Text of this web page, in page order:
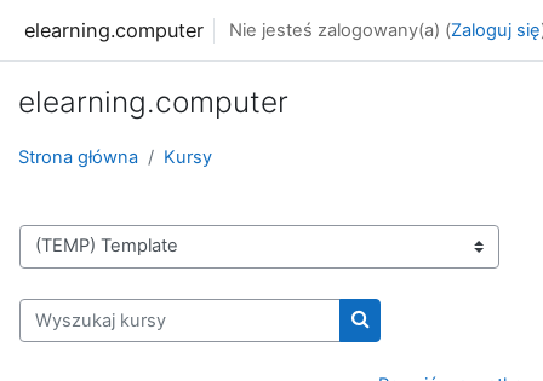
elearning.computer Nie jesteś zalogowany(a) (Zaloguj się
elearning.computer
Strona główna Kursy
Kategorie kursów
Wyszukaj kursy
Wyszukaj kursy